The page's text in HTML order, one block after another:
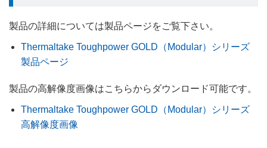
製品の詳細については製品ページをご覧下さい。
Thermaltake Toughpower GOLD（Modular）シリーズ
製品ページ
製品の高解像度画像はこちらからダウンロード可能です。
Thermaltake Toughpower GOLD（Modular）シリーズ
高解像度画像